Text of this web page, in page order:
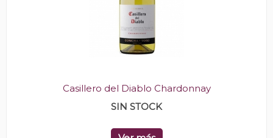
Casillero del Diablo Chardonnay
SIN STOCK